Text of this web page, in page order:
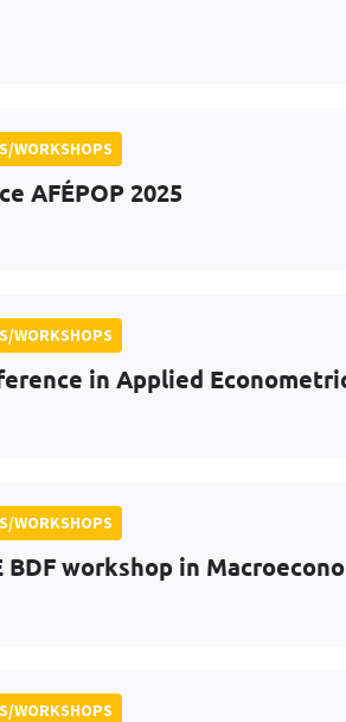
WORKSHOPS
AFÉPOP 2025
WORKSHOPS
in Applied
WORKSHOPS
BDF workshop in
WORKSHOPS